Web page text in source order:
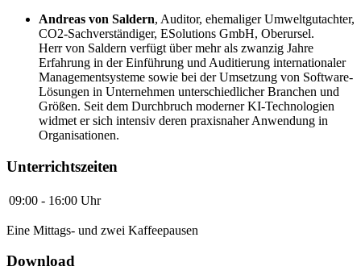
Andreas von Saldern, Auditor, ehemaliger Umweltgutachter,
CO2-Sachverständiger, ESolutions GmbH, Oberursel.
Herr von Saldern verfügt über mehr als zwanzig Jahre
Erfahrung in der Einführung und Auditierung internationaler
Managementsysteme sowie bei der Umsetzung von Software-
Lösungen in Unternehmen unterschiedlicher Branchen und
Größen. Seit dem Durchbruch moderner KI-Technologien
widmet er sich intensiv deren praxisnaher Anwendung in
Organisationen.
Unterrichtszeiten
09:00 - 16:00 Uhr
Eine Mittags- und zwei Kaffeepausen
Download